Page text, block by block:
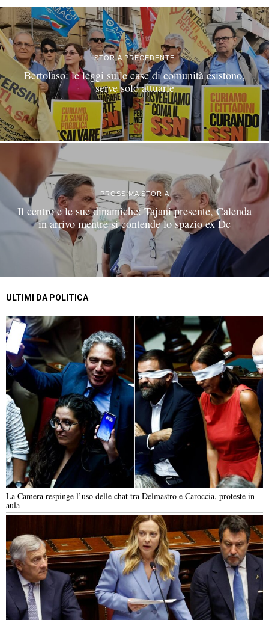
STORIA PRECEDENTE
Bertolaso: le leggi sulle case di comunità esistono,
serve solo attuarle
PROSSIMA STORIA
Il centro e le sue dinamiche: Tajani presente, Calenda
in arrivo mentre si contende lo spazio ex Dc
ULTIMI DA POLITICA
La Camera respinge l’uso delle chat tra Delmastro e Caroccia, proteste in
aula